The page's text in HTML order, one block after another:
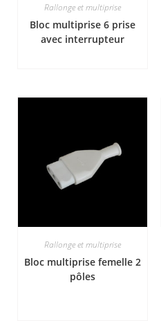
Rallonge et multiprise
Bloc multiprise 6 prise
avec interrupteur
Rallonge et multiprise
Bloc multiprise femelle 2
pôles